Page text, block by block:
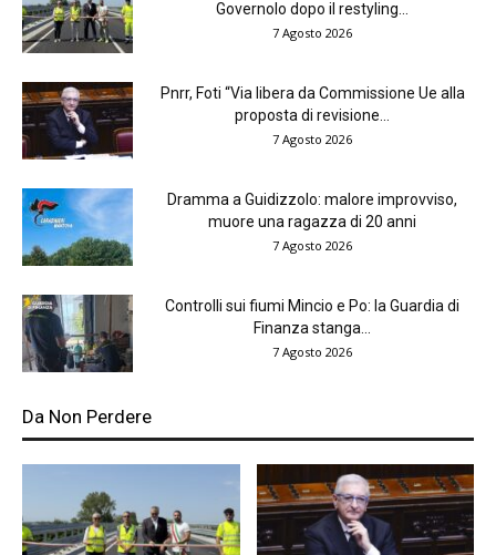
Governolo dopo il restyling...
7 Agosto 2026
Pnrr, Foti “Via libera da Commissione Ue alla
proposta di revisione...
7 Agosto 2026
Dramma a Guidizzolo: malore improvviso,
muore una ragazza di 20 anni
7 Agosto 2026
Controlli sui fiumi Mincio e Po: la Guardia di
Finanza stanga...
7 Agosto 2026
Da Non Perdere